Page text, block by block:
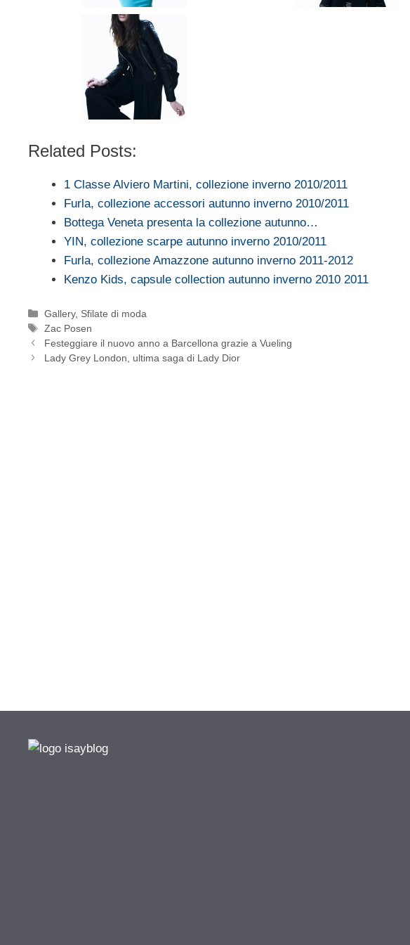
Related Posts:
1 Classe Alviero Martini, collezione inverno 2010/2011
Furla, collezione accessori autunno inverno 2010/2011
Bottega Veneta presenta la collezione autunno…
YIN, collezione scarpe autunno inverno 2010/2011
Furla, collezione Amazzone autunno inverno 2011-2012
Kenzo Kids, capsule collection autunno inverno 2010 2011
Categorie
Gallery, Sfilate di moda
Tag
Zac Posen
Festeggiare il nuovo anno a Barcellona grazie a Vueling
Lady Grey London, ultima saga di Lady Dior